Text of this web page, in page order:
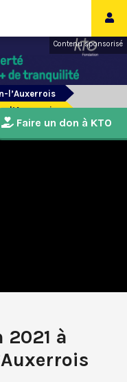
Contenu sponsorisé
l’Auxerrois
l’Auxerrois
2021 à
Faire un don à KTO